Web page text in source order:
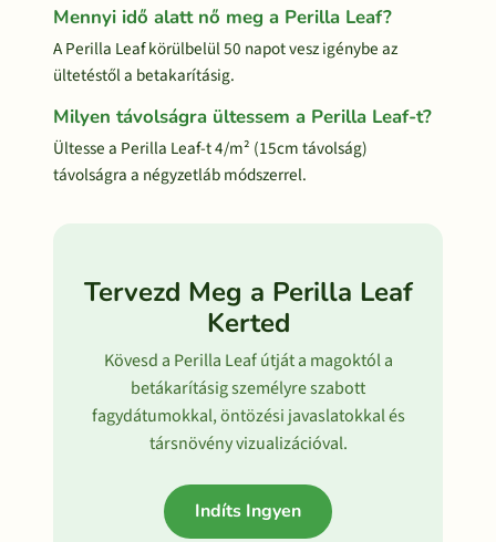
Mennyi idő alatt nő meg a Perilla Leaf?
A Perilla Leaf körülbelül 50 napot vesz igénybe az
ültetéstől a betakarításig.
Milyen távolságra ültessem a Perilla Leaf-t?
Ültesse a Perilla Leaf-t 4/m² (15cm távolság)
távolságra a négyzetláb módszerrel.
Tervezd Meg a Perilla Leaf
Kerted
Kövesd a Perilla Leaf útját a magoktól a
betákarításig személyre szabott
fagydátumokkal, öntözési javaslatokkal és
társnövény vizualizációval.
Indíts Ingyen